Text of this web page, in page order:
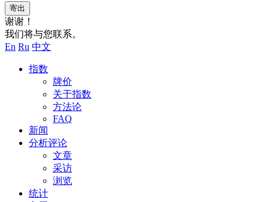
寄出
谢谢！
我们将与您联系。
En Ru 中文
指数
牌价
关于指数
方法论
FAQ
新闻
分析评论
文章
采访
浏览
统计